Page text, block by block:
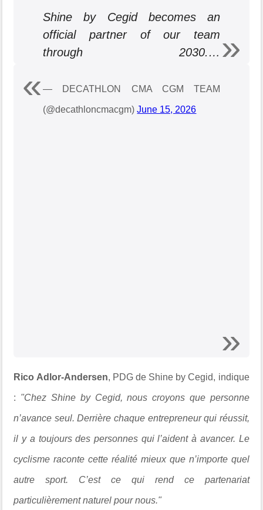
Shine by Cegid becomes an
official partner of our team
through 2030.…
— DECATHLON CMA CGM TEAM
(@decathloncmacgm)June 15, 2026
Rico Adlor-Andersen, PDG de Shine by Cegid, indique
: "Chez Shine by Cegid, nous croyons que personne
n’avance seul. Derrière chaque entrepreneur qui réussit,
il y a toujours des personnes qui l’aident à avancer. Le
cyclisme raconte cette réalité mieux que n’importe quel
autre sport. C’est ce qui rend ce partenariat
particulièrement naturel pour nous."